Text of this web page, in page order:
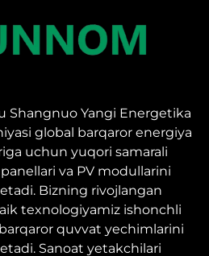
Shangnuo Yangi Energetika
global barqaror energiya
uchun yuqori samarali
va PV modullarini
Bizning rivojlangan
texnologiyamiz ishonchli
quvvat yechimlarini
Sanoat yetakchilari